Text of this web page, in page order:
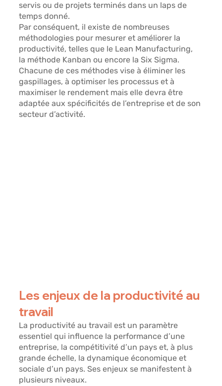
servis ou de projets terminés dans un laps de
temps donné.
Par conséquent, il existe de nombreuses
méthodologies pour mesurer et améliorer la
productivité, telles que le Lean Manufacturing,
la méthode Kanban ou encore la Six Sigma.
Chacune de ces méthodes vise à éliminer les
gaspillages, à optimiser les processus et à
maximiser le rendement mais elle devra être
adaptée aux spécificités de l’entreprise et de son
secteur d’activité.
Les enjeux de la productivité au
travail
La productivité au travail est un paramètre
essentiel qui influence la performance d’une
entreprise, la compétitivité d’un pays et, à plus
grande échelle, la dynamique économique et
sociale d’un pays. Ses enjeux se manifestent à
plusieurs niveaux.